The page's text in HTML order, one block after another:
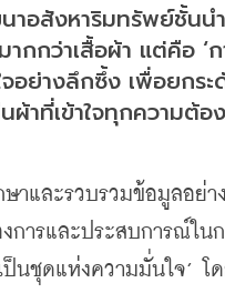
อสังหาริมทรัพย์ชั้นน
ากกว่าเสื้อผ้า แต่คือ
ใจอย่างลึกซึ้ง เพื่อยก
าที่เข้าใจทุกความต้อ
าและรวบรวมข้อมูลอย่
การและประสบการณ์ใ
นชุดแห่งความมั่นใจ’ โ